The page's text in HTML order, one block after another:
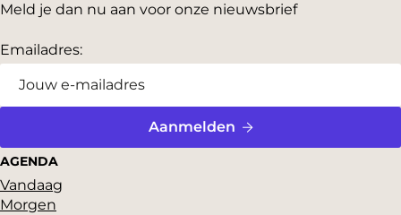
z
e
i
n
a
z
e
i
n
a
z
i
Meld je dan nu aan voor onze nieuwsbrief
Emailadres:
Aanmelden
AGENDA
Vandaag
Morgen